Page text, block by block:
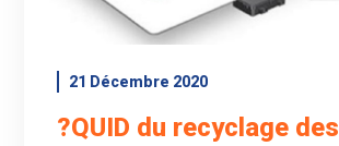
21 Décembre 2020
?QUID du recyclage des